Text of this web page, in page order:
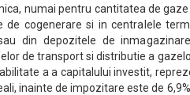
numai pentru cantitatea de
de cogenerare si in centralele
din depozitele de
de transport si distributie a
a a capitalului investit,
inainte de impozitare este de